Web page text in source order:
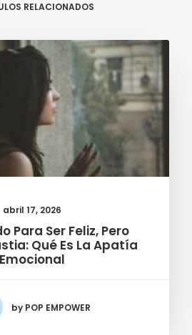
RELACIONADOS
abril 17, 2026
Para Ser Feliz, Pero
Qué Es La Apatía
Emocional
by POP EMPOWER